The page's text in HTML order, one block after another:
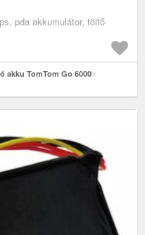
pda akkumulátor, töltő
akku TomTom Go 6000